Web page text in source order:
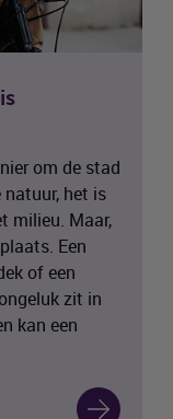
om de stad
natuur, het is
milieu. Maar,
Een
of een
zit in
kan een